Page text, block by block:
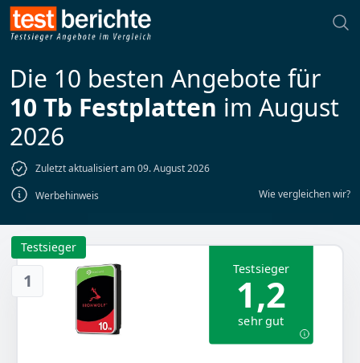
Die 10 besten Angebote für
10 Tb Festplatten im August
2026
Zuletzt aktualisiert am 09. August 2026
Werbehinweis
Wie vergleichen wir?
1
Testsieger
Testsieger
1,2
sehr gut